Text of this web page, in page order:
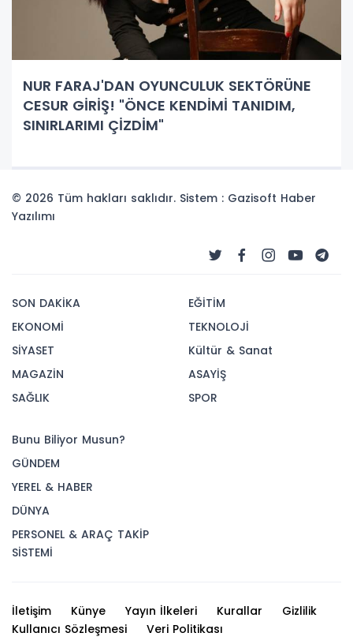
NUR FARAJ'DAN OYUNCULUK SEKTÖRÜNE
CESUR GİRİŞ! "ÖNCE KENDİMİ TANIDIM,
SINIRLARIMI ÇİZDİM"
© 2026 Tüm hakları saklıdır. Sistem : Gazisoft Haber
Yazılımı
SON DAKİKA
EKONOMİ
SİYASET
MAGAZİN
SAĞLIK
EĞİTİM
TEKNOLOJİ
Kültür & Sanat
ASAYİŞ
SPOR
Bunu Biliyor Musun?
GÜNDEM
YEREL & HABER
DÜNYA
PERSONEL & ARAÇ TAKİP
SİSTEMİ
İletişim Künye Yayın İlkeleri Kurallar
Gizlilik
Kullanıcı Sözleşmesi
Veri Politikası